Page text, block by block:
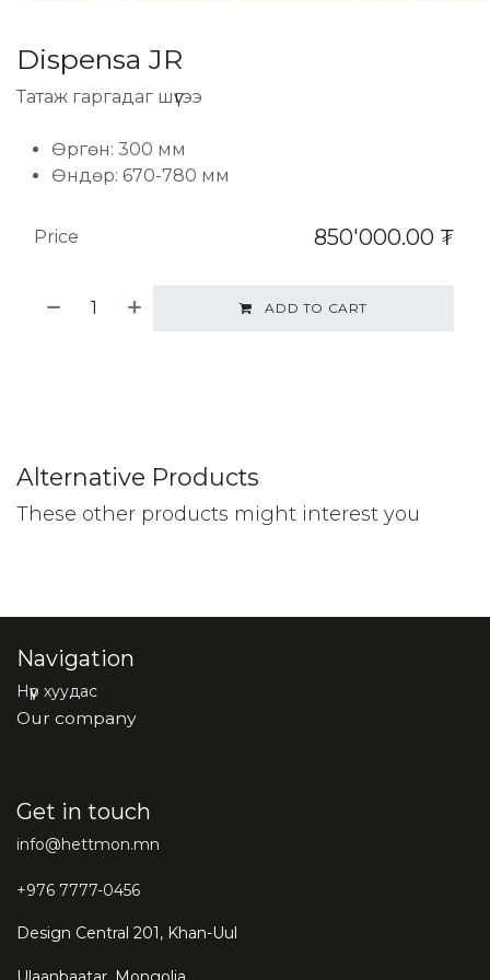
Dispensa JR
Татаж гаргадаг шүүгээ
Өргөн: 300 мм
Өндөр: 670-780 мм
ADD TO CART
Price 850'000.00 ₮
Alternative Products
These other products might interest you
Navigation
Нүүр хуудас
Our company
Get in touch
info@hettmon.mn
+976 7777-0456
Design Central 201, Khan-Uul